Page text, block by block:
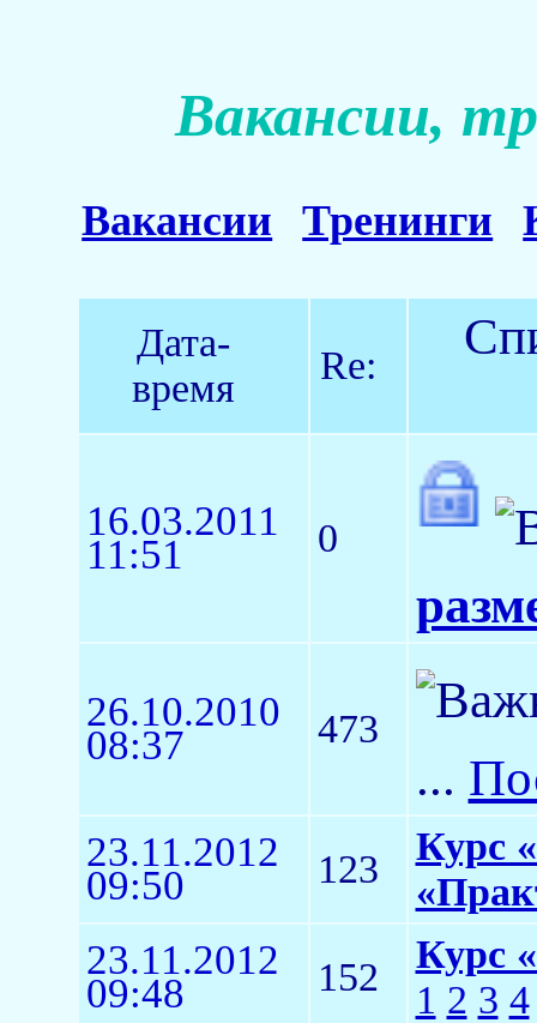
Вакансии,
Вакансии Тренинги
Дата-
время
Re:
16.03.2011
11:51 0
26.10.2010
08:37 473
...
23.11.2012
09:50 123
Курс
23.11.2012
09:48 152
Курс
1 2 3 4